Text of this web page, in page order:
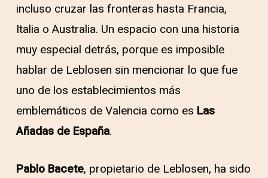
incluso cruzar las fronteras hasta Francia,
Italia o Australia. Un espacio con una historia
muy especial detrás, porque es imposible
hablar de Leblosen sin mencionar lo que fue
uno de los establecimientos más
emblemáticos de Valencia como es Las
Añadas de España.
Pablo Bacete, propietario de Leblosen, ha sido